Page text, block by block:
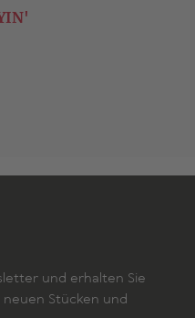
und erhalten Sie
Stücken und